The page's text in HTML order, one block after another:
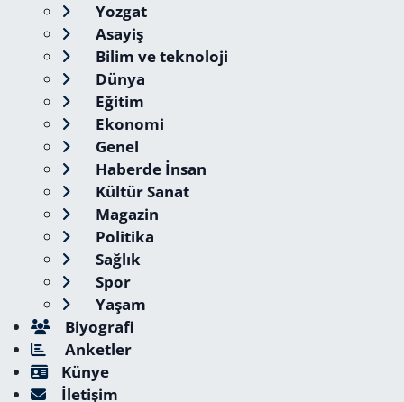
Yozgat
Asayiş
Bilim ve teknoloji
Dünya
Eğitim
Ekonomi
Genel
Haberde İnsan
Kültür Sanat
Magazin
Politika
Sağlık
Spor
Yaşam
Biyografi
Anketler
Künye
İletişim